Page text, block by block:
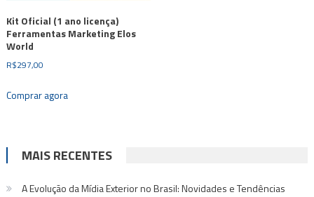
Kit Oficial (1 ano licença)
Ferramentas Marketing Elos
World
R$297,00
Comprar agora
MAIS RECENTES
A Evolução da Mídia Exterior no Brasil: Novidades e Tendências